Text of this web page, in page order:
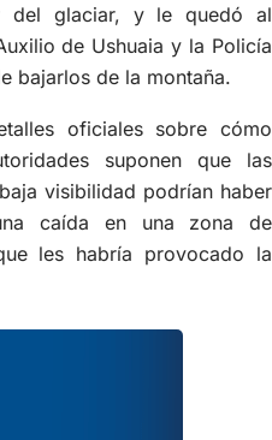
del glaciar, y le quedó al
de Ushuaia y la Policía
bajarlos de la montaña.
oficiales sobre cómo
suponen que las
visibilidad podrían haber
caída en una zona de
les habría provocado la